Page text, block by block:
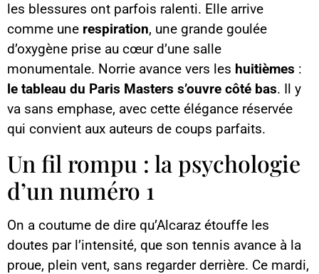
les blessures ont parfois ralenti. Elle arrive
comme une respiration, une grande goulée
d’oxygène prise au cœur d’une salle
monumentale. Norrie avance vers les huitièmes :
le tableau du Paris Masters s’ouvre côté bas. Il y
va sans emphase, avec cette élégance réservée
qui convient aux auteurs de coups parfaits.
Un fil rompu : la psychologie
d’un numéro 1
On a coutume de dire qu’Alcaraz étouffe les
doutes par l’intensité, que son tennis avance à la
proue, plein vent, sans regarder derrière. Ce mardi,